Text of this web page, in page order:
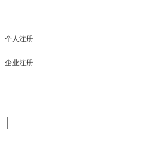
个人注册
企业注册